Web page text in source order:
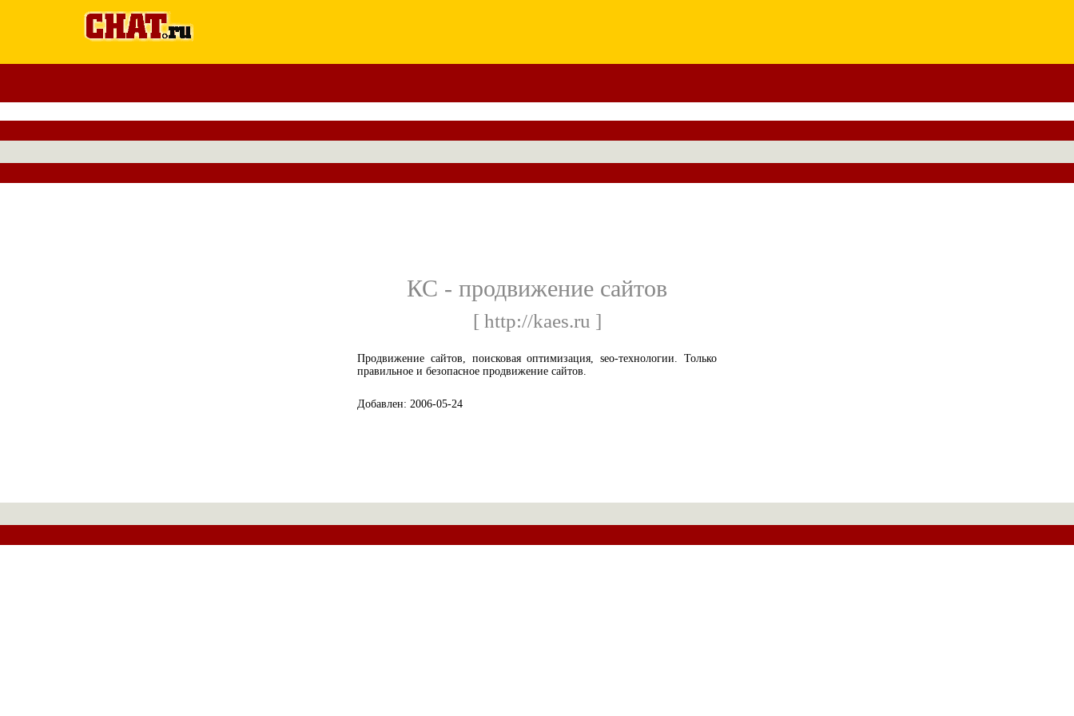
КС - продвижение сайтов
[ http://kaes.ru ]
Продвижение сайтов, поисковая оптимизация, seo-технологии. Только
правильное и безопасное продвижение сайтов.
Добавлен: 2006-05-24